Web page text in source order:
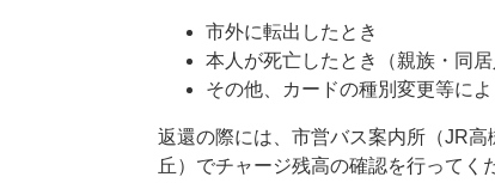
市外に転出したとき
本人が死亡したとき
（親族・同
その他、カードの種別変更等に
返還の際には、市営バス案内所（JR
丘）でチャージ残高の確認を行ってく